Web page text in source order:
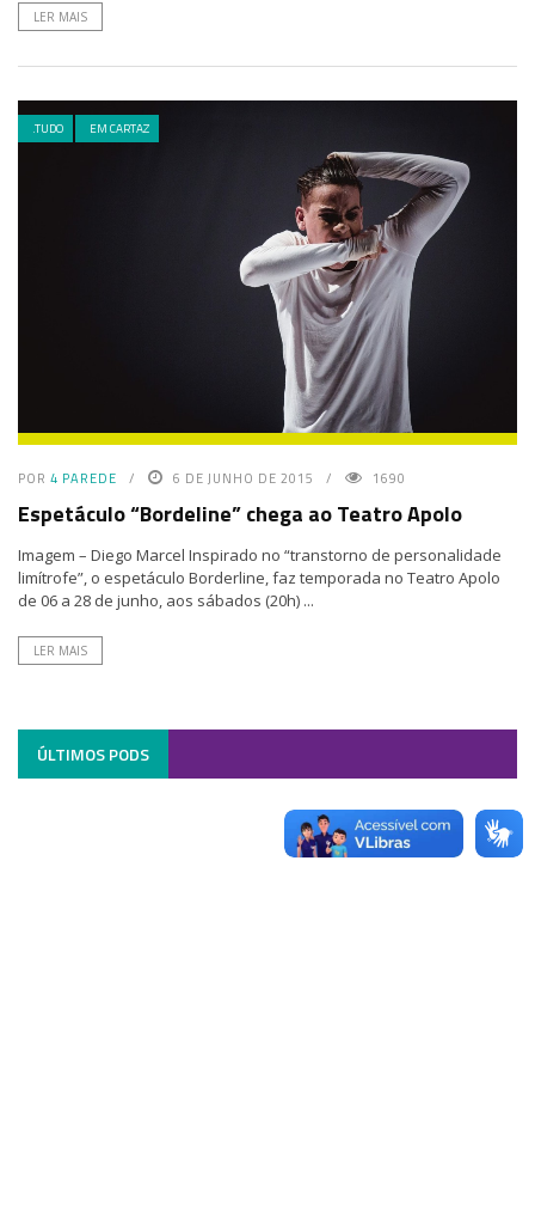
LER MAIS
.TUDO EM CARTAZ
POR 4 PAREDE 6 DE JUNHO DE 2015 1690
Espetáculo “Bordeline” chega ao Teatro Apolo
Imagem – Diego Marcel Inspirado no “transtorno de personalidade
limítrofe”, o espetáculo Borderline, faz temporada no Teatro Apolo
de 06 a 28 de junho, aos sábados (20h) ...
LER MAIS
ÚLTIMOS PODS